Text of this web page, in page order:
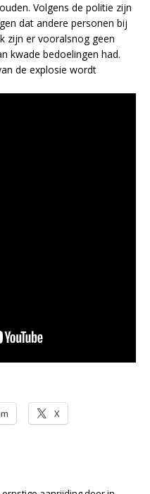
Volgens de politie zijn
dat andere personen bij
zijn er vooralsnog geen
kwade bedoelingen had.
de explosie wordt
X